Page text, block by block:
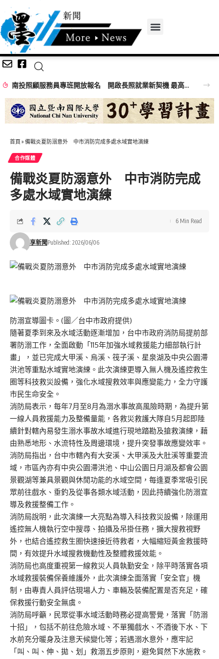
南投照顧服務員專班開放報名 開啟長照就業新契機 最高補助全額訓練費
首頁 » 備戰炎夏防溺意外 中市消防完成多處水域實地演練
合作媒體
備戰炎夏防溺意外 中市消防完成
多處水域實地演練
享新聞 Published: 2026/06/06
6 Min Read
防溺宣導圖卡。(圖／台中市政府提供)
隨著夏季到來及水域活動逐漸增加，台中市政府消防局提前部
署防溺工作，全面啟動「115年加強水域救援能力細部執行計
畫」，並已完成大甲溪、烏溪、筏子溪、星泉湖及中央公園滯
洪池等重點水域實地演練。此次演練更導入無人機及遙控救生
圈等科技救災設備，強化水域搜救效率與應變能力，全力守護
市民生命安全。
消防局表示，每年7月至8月為溺水事故高風險時期，為提升第
一線人員救援能力及整備量能，各救災救護大隊自5月起即陸
續針對轄內易發生溺水事故水域進行現地踏勘及搶救演練，藉
由熟悉地形、水流特性及周邊環境，提升突發事故應變效率。
消防局指出，台中市轄內有大安溪、大甲溪及大肚溪等重要流
域，市區內亦有中央公園滯洪池、中山公園日月湖及都會公園
景觀湖等兼具景觀與休閒功能的水域空間，每逢夏季常吸引民
眾前往戲水、垂釣及從事各類水域活動，因此持續強化防溺宣
導及救援整備工作。
消防局說明，此次演練一大亮點為導入科技救災設備，除運用
遙控無人機執行空中搜尋、拍攝及吊掛任務，擴大搜救視野
外，也結合遙控救生圈快速接近待救者，大幅縮短黃金救援時
間，有效提升水域搜救機動性及整體救援效能。
消防局也高度重視第一線救災人員執勤安全，除平時落實各項
水域救援裝備保養維護外，此次演練全面落實「安全官」機
制，由專責人員評估現場人力、車輛及裝備配置是否充足，確
保救援行動安全無虞。
消防局呼籲，民眾從事水域活動時務必提高警覺，落實「防溺
十招」，包括不前往危險水域、不單獨戲水、不酒後下水、下
水前充分暖身及注意天候變化等；若遇溺水意外，應牢記
「叫、叫、伸、拋、划」救溺五步原則，避免貿然下水施救。